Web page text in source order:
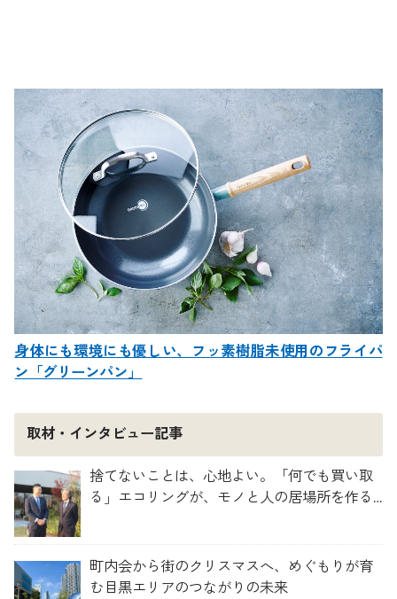
身体にも環境にも優しい、フッ素樹脂未使用のフライパ
ン「グリーンパン」
取材・インタビュー記事
捨てないことは、心地よい。「何でも買い取
る」エコリングが、モノと人の居場所を作る
町内会から街のクリスマスへ、めぐもりが育
む目黒エリアのつながりの未来